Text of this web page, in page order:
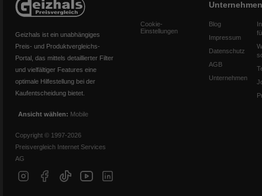
Geizhals ist ein unabhängiges
Preis- und Produktvergleichs-
Portal, das mittels detaillierter Filter
und vielfältiger Features eine
optimale Hilfestellung bei der
Kaufentscheidung bietet.
Ansicht wählen: Mobile
Copyright © 1997-2026
Preisvergleich Internet Services
AG
Cookie-
Einstellungen
Unternehmen
Blog
Impressum
Datenschutz
AGB
Unternehmen